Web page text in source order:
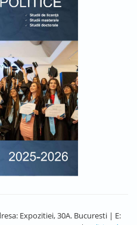
Expozitiei, 30A. Bucuresti | E: